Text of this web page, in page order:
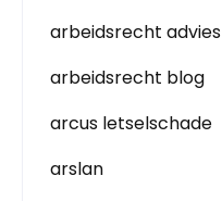
arbeidsrecht advies
arbeidsrecht blog
arcus letselschade
arslan